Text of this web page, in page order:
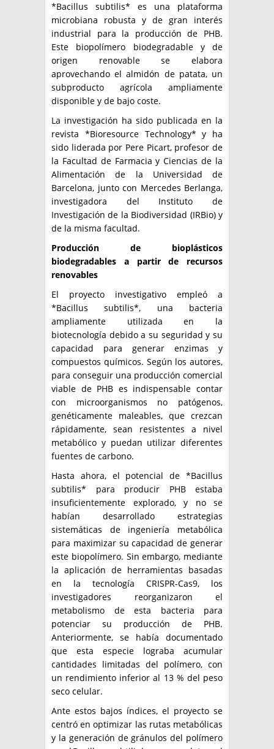
*Bacillus subtilis* es una plataforma
microbiana robusta y de gran interés
industrial para la producción de PHB.
Este biopolímero biodegradable y de
origen renovable se elabora
aprovechando el almidón de patata, un
subproducto agrícola ampliamente
disponible y de bajo coste.
La investigación ha sido publicada en la
revista *Bioresource Technology* y ha
sido liderada por Pere Picart, profesor de
la Facultad de Farmacia y Ciencias de la
Alimentación de la Universidad de
Barcelona, junto con Mercedes Berlanga,
investigadora del Instituto de
Investigación de la Biodiversidad (IRBio) y
de la misma facultad.
Producción de bioplásticos
biodegradables a partir de recursos
renovables
El proyecto investigativo empleó a
*Bacillus subtilis*, una bacteria
ampliamente utilizada en la
biotecnología debido a su seguridad y su
capacidad para generar enzimas y
compuestos químicos. Según los autores,
para conseguir una producción comercial
viable de PHB es indispensable contar
con microorganismos no patógenos,
genéticamente maleables, que crezcan
rápidamente, sean resistentes a nivel
metabólico y puedan utilizar diferentes
fuentes de carbono.
Hasta ahora, el potencial de *Bacillus
subtilis* para producir PHB estaba
insuficientemente explorado, y no se
habían desarrollado estrategias
sistemáticas de ingeniería metabólica
para maximizar su capacidad de generar
este biopolímero. Sin embargo, mediante
la aplicación de herramientas basadas
en la tecnología CRISPR-Cas9, los
investigadores reorganizaron el
metabolismo de esta bacteria para
potenciar su producción de PHB.
Anteriormente, se había documentado
que esta especie lograba acumular
cantidades limitadas del polímero, con
un rendimiento inferior al 13 % del peso
seco celular.
Ante estos bajos índices, el proyecto se
centró en optimizar las rutas metabólicas
y la generación de gránulos del polímero